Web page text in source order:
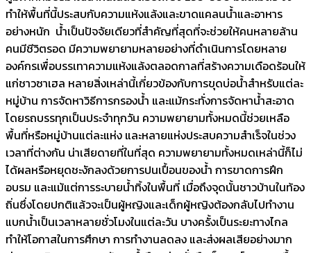
ทำให้พื้นที่นี้ประสบกับความแห้งแล้งและขาดแคลนน้ำและอาหาร
อย่างหนัก น้ำเป็นปัจจัยเดียวที่สำคัญที่สุดที่จะช่วยให้คนหลายล้าน
คนมีชีวิตรอด มีความพยายามหลายอย่างที่ดำเนินการโดยหลาย
องค์กรเพื่อบรรเทาความแห้งแล้งตลอดกาลที่สร้างความเดือดร้อนให้
แก่ชาวซาเฮล หลายสิ่งเหล่านี้เกี่ยวข้องกับการขุดบ่อน้ำสำหรับแต่ละ
หมู่บ้าน การจัดหาวิธีการกรองน้ำ และแม้กระทั่งการจัดหาน้ำสะอาด
โดยรถบรรทุกเป็นประจำทุกวัน ความพยายามทั้งหมดนี้ช่วยเหลือ
พื้นที่หรือหมู่บ้านแต่ละแห่ง และหลายแห่งประสบความสำเร็จในช่วง
เวลาที่ต่างกัน น่าเสียดายที่ในที่สุด ความพยายามทั้งหมดเหล่านี้ก็ไม่
ได้ผลหรือหยุดชะงักลงด้วยการปนเปื้อนของน้ำ การขาดการฝึก
อบรม และแม้แต่การระบายน้ำทิ้งในพื้นที่ เมื่อถึงจุดนั้นชาวบ้านในท้อง
ถิ่นซึ่งโดยปกติแล้วจะเป็นผู้หญิงและเด็กผู้หญิงต้องกลับไปทำงาน
แบกน้ำเป็นเวลาหลายชั่วโมงในแต่ละวัน บางครั้งเป็นระยะทางไกล
ทำให้โอกาสในการศึกษา การทำงานลดลง และส่งผลเสียอย่างมาก